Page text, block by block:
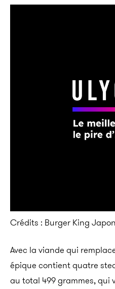
Crédits : Burger King Japon
Avec la viande qui
épique contient quatre
au total 499 grammes, qui